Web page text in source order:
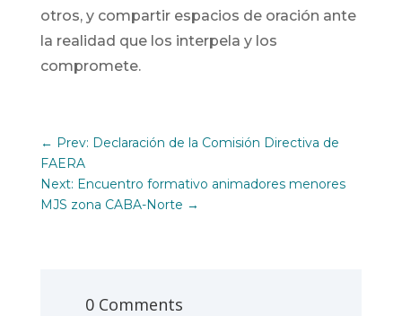
otros, y compartir espacios de oración ante
la realidad que los interpela y los
compromete.
← Prev: Declaración de la Comisión Directiva de
FAERA
Next: Encuentro formativo animadores menores
MJS zona CABA-Norte →
0 Comments